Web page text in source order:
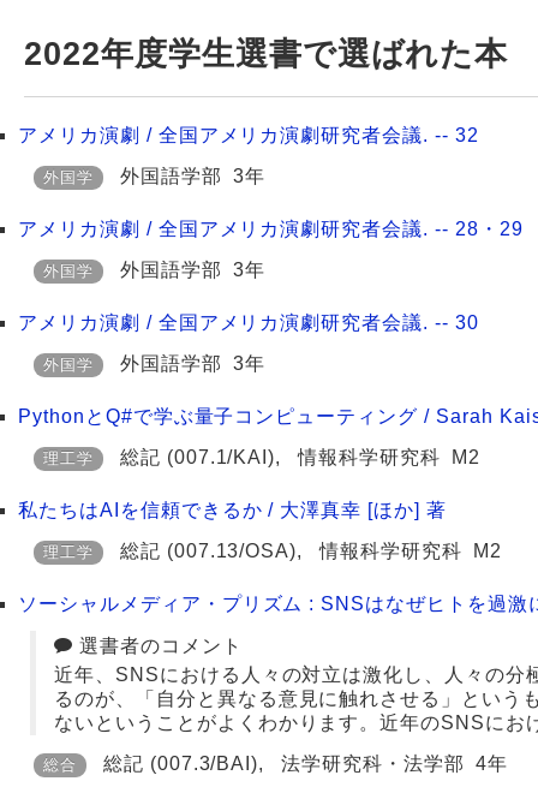
2022年度学生選書で選ばれた本
アメリカ演劇 / 全国アメリカ演劇研究者会議. -- 32
外国学 外国語学部 3年
アメリカ演劇 / 全国アメリカ演劇研究者会議. -- 28・29
外国学 外国語学部 3年
アメリカ演劇 / 全国アメリカ演劇研究者会議. -- 30
外国学 外国語学部 3年
PythonとQ#で学ぶ量子コンピューティング / Sarah
理工学 総記 (007.1/KAI),情報科学研究科 M2
私たちはAIを信頼できるか / 大澤真幸 [ほか] 著
理工学 総記 (007.13/OSA),情報科学研究科 M2
ソーシャルメディア・プリズム : SNSはなぜヒトを過
選書者のコメント
近年、SNSにおける人々の対立は激化し、人々の
るのが、「自分と異なる意見に触れさせる」とい
ないということがよくわかります。近年のSNSに
総合 総記 (007.3/BAI),法学研究科・法学部 4年